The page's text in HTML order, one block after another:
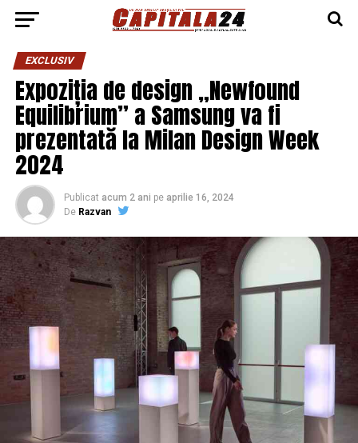
EXCLUSIV
Expoziția de design „Newfound
Equilibrium” a Samsung va fi
prezentată la Milan Design Week
2024
Publicat acum 2 ani pe aprilie 16, 2024
De Razvan